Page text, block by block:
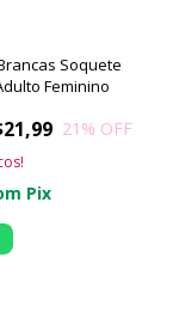
Soquete
Feminino
21 % OFF
Pix